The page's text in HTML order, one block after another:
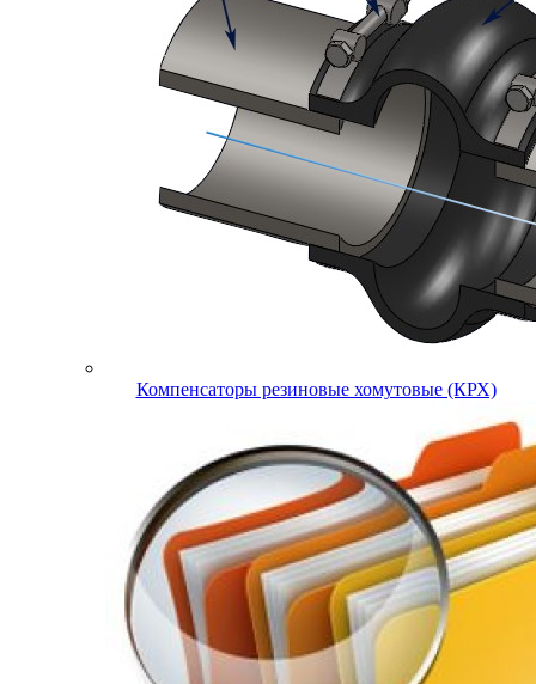
Компенсаторы резиновые хомутовые (КРХ)